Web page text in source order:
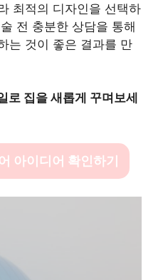
최적의 디자인을 선택하
전 충분한 상담을 통해
는 것이 좋은 결과를 만
로 집을 새롭게 꾸며보세
아이디어 확인하기